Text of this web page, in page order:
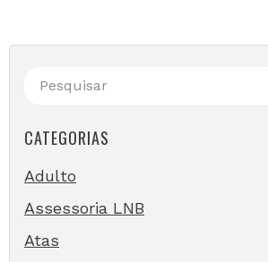
CATEGORIAS
Adulto
Assessoria LNB
Atas